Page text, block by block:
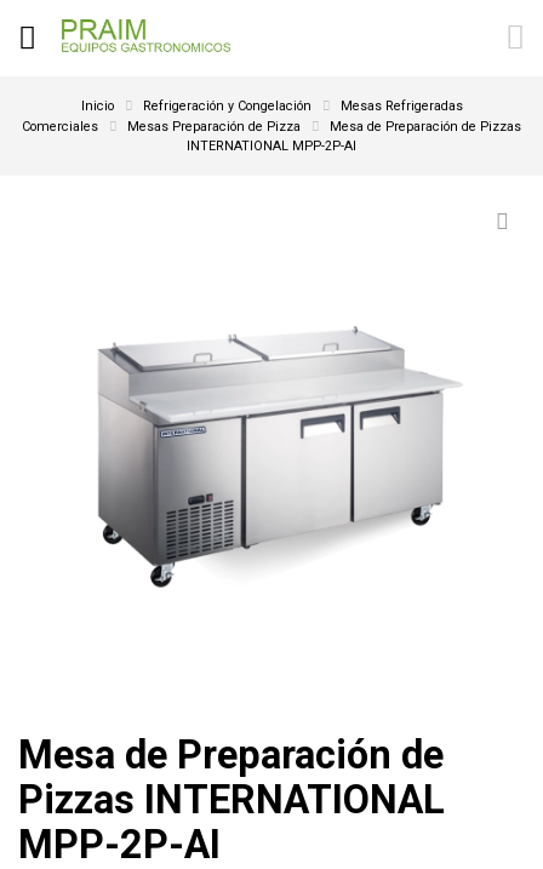
Inicio Refrigeración y Congelación
Mesas Refrigeradas
Comerciales
Mesas Preparación de Pizza
Mesa de Preparación de Pizzas
INTERNATIONAL MPP-2P-AI
Mesa de Preparación de
Pizzas INTERNATIONAL
MPP-2P-AI